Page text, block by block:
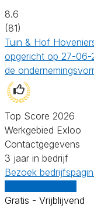
8.6
(81)
Tuin & Hof
opgericht op 27-06-
de
Top Score 2026
Werkgebied Exloo
Contactgegevens
3 jaar in bedrijf
Bezoek
Gratis - Vrijblijvend